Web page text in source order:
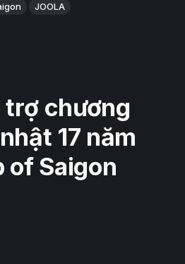
JOOLA
trợ chương
17 năm
of Saigon